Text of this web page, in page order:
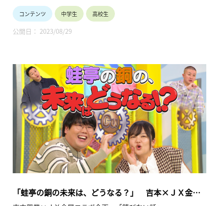
●高等学校女子の皆様へ
将来のありたい自分を考えてみませんか？ 多様な未来の中で、
企業で活躍することは有力な選択肢です。 企業で活躍中の少し
先輩から経験談を聞かせていただく試みです。
ダイバーシティ、男女共同参画、リケジョが時代のキーワード
になっています。産業界は女子の活躍の場を拡大して参りま
す。お子様や生徒と将来を語り合うきっかけにしてください。
会場：東京大学 生産技術研究所 An棟2F コンベンションホール
主催：一般社団法人 学びのイノベーション・プラットフォー
共催：東京都教育委員会
コンテンツ 中学生 高校生
公開日： 2023/08/29
「蛙亭の銅の未来は、どうなる？」 吉本×ＪＸ金属
「錆びない話」③